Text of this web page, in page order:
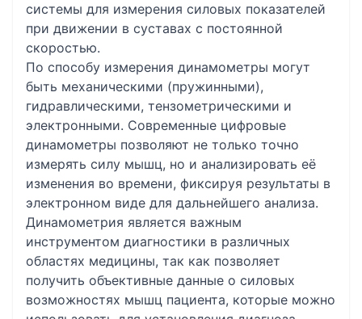
системы для измерения силовых показателей
при движении в суставах с постоянной
скоростью.
По способу измерения динамометры могут
быть механическими (пружинными),
гидравлическими, тензометрическими и
электронными. Современные цифровые
динамометры позволяют не только точно
измерять силу мышц, но и анализировать её
изменения во времени, фиксируя результаты в
электронном виде для дальнейшего анализа.
Динамометрия является важным
инструментом диагностики в различных
областях медицины, так как позволяет
получить объективные данные о силовых
возможностях мышц пациента, которые можно